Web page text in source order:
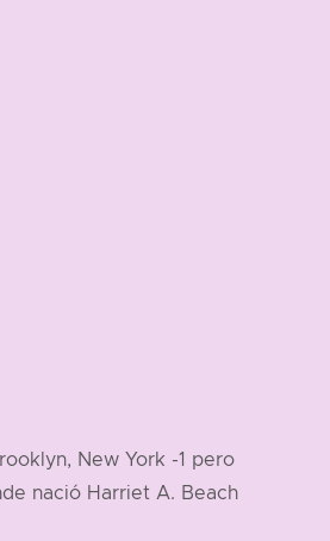
New York -1 pero
nació Harriet A. Beach